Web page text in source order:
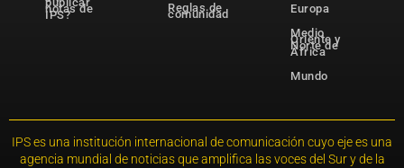
notas de
IPS?
Reglas de
comunidad
Europa
Medio
Oriente y
Norte de
África
Mundo
IPS es una institución internacional de comunicación cuyo eje es una
agencia mundial de noticias que amplifica las voces del Sur y de la